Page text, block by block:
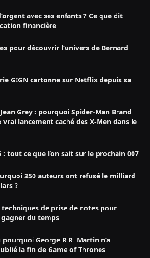
avec ses enfants ? Ce que dit
financière
pour découvrir l’univers de Bernard
GIGN cartonne sur Netflix depuis sa
Grey : pourquoi Spider-Man Brand
vrai lancement caché des X-Men dans le
: tout ce que l’on sait sur le prochain 007
350 auteurs ont refusé le milliard
?
techniques de prise de notes pour
du temps
George R.R. Martin n’a
la fin de Game of Thrones